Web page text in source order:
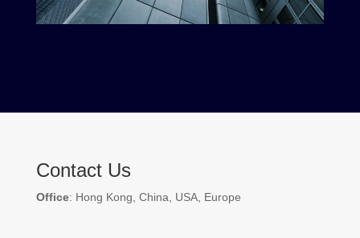
Contact Us
Office: Hong Kong, China, USA, Europe